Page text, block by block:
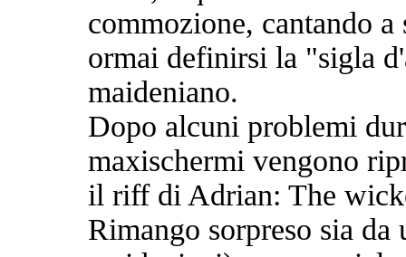
commozione, cantando
ormai definirsi la "sigla
maideniano.
Dopo alcuni problemi
maxischermi vengono
il riff di Adrian: The
Rimango sorpreso sia da